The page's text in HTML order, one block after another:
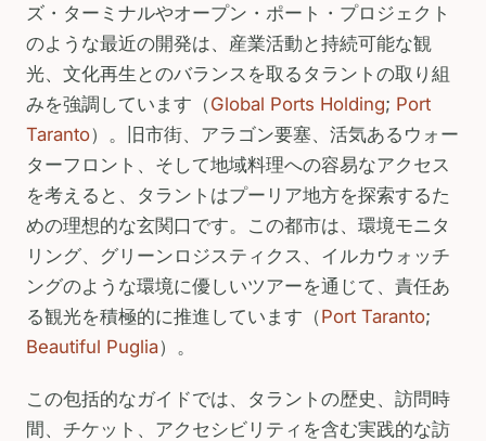
ズ・ターミナルやオープン・ポート・プロジェクト
のような最近の開発は、産業活動と持続可能な観
光、文化再生とのバランスを取るタラントの取り組
みを強調しています（Global Ports Holding; Port
Taranto）。旧市街、アラゴン要塞、活気あるウォー
ターフロント、そして地域料理への容易なアクセス
を考えると、タラントはプーリア地方を探索するた
めの理想的な玄関口です。この都市は、環境モニタ
リング、グリーンロジスティクス、イルカウォッチ
ングのような環境に優しいツアーを通じて、責任あ
る観光を積極的に推進しています（Port Taranto;
Beautiful Puglia）。
この包括的なガイドでは、タラントの歴史、訪問時
間、チケット、アクセシビリティを含む実践的な訪